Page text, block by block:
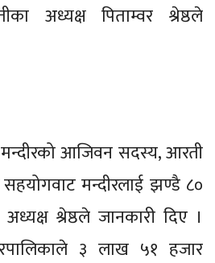
अध्यक्ष पिताम्वर श्रेष्ठले
आजिवन सदस्य, आरती
मन्दीरलाई झण्डै ८०
श्रेष्ठले जानकारी दिए ।
३ लाख ५१ हजार